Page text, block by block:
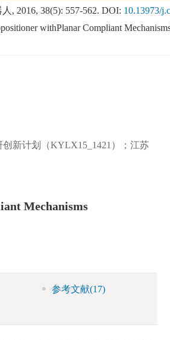
, 2016, 38(5): 557-562. DOI: 10.13973/
withPlanar Compliant
新计划（KYLX15_1421）；江苏
Mechanisms
参考文献(17)